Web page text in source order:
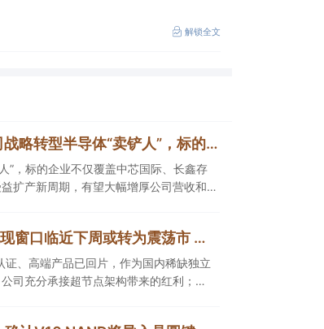
解锁全文
【风口研报·公司】公司战略转型半导体“卖铲人”，标的企业不仅覆盖中芯国际、长鑫存储、京东方等头部客户，且受益扩产新周期，有望大幅增厚公司营收和归母净利润；周策略：市场情绪有望逐渐回暖并重拾上行趋势
，标的企业不仅覆盖中芯国际、长鑫存
扩产新周期，有望大幅增厚公司营收和归
【狙击龙虎榜】反弹兑现窗口临近下周或转为震荡市 新高因子凸显成为量化重要考量因素
、高端产品已回片，作为国内稀缺独立
司充分承接超节点架构带来的红利；②